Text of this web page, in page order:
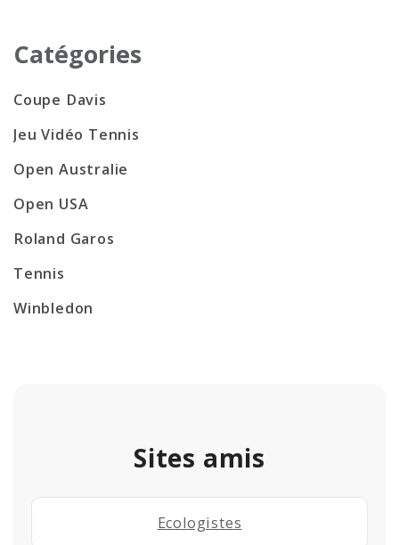
Catégories
Coupe Davis
Jeu Vidéo Tennis
Open Australie
Open USA
Roland Garos
Tennis
Winbledon
Sites amis
Ecologistes